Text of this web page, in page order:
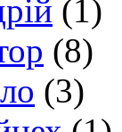
(1)
(8)
(3)